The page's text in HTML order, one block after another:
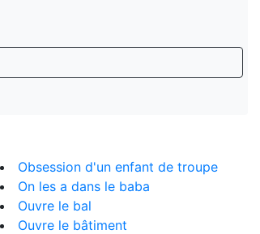
Obsession d'un enfant de troupe
On les a dans le baba
Ouvre le bal
Ouvre le bâtiment